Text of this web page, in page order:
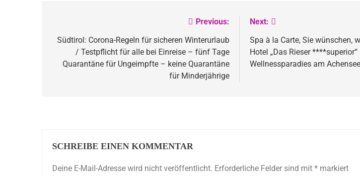
Previous:
Südtirol: Corona-Regeln für sicheren Winterurlaub
/ Testpflicht für alle bei Einreise – fünf Tage
Quarantäne für Ungeimpfte – keine Quarantäne
für Minderjährige
Next:
Spa à la Carte, Sie wünschen,
Hotel „Das Rieser
Wellnessparadies am Achensee
SCHREIBE EINEN KOMMENTAR
Deine E-Mail-Adresse wird nicht veröffentlicht. Erforderliche Felder sind mit * markiert